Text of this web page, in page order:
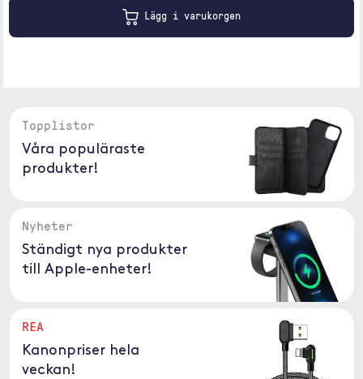
Lägg i varukorgen
Topplistor
Våra populäraste
produkter!
Nyheter
Ständigt nya produkter
till Apple-enheter!
REA
Kanonpriser hela
veckan!